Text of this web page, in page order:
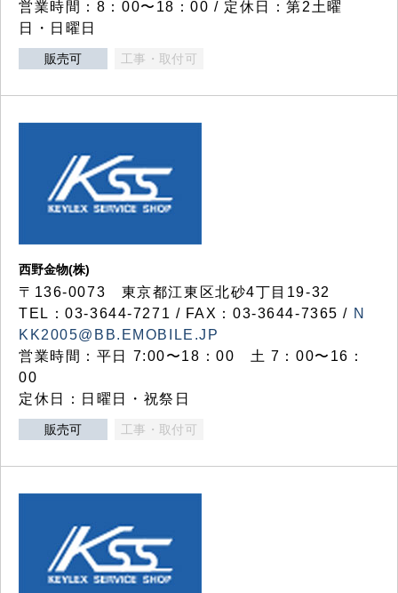
営業時間：8：00〜18：00 / 定休日：第2土曜
日・日曜日
販売可 工事・取付可
西野金物(株)
〒136-0073 東京都江東区北砂4丁目19-32
TEL：03‐3644‐7271 / FAX：03-3644-7365 / N
KK2005@BB.EMOBILE.JP
営業時間：平日 7:00〜18：00 土 7：00〜16：
00
定休日：日曜日・祝祭日
販売可 工事・取付可